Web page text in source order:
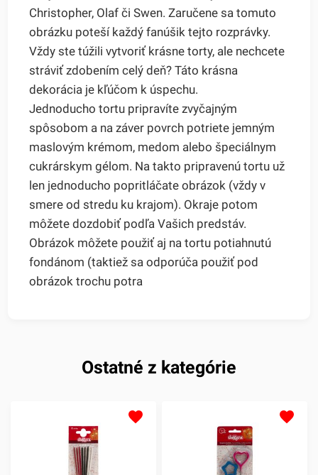
Christopher, Olaf či Swen. Zaručene sa tomuto
obrázku poteší každý fanúšik tejto rozprávky.
Vždy ste túžili vytvoriť krásne torty, ale nechcete
stráviť zdobením celý deň? Táto krásna
dekorácia je kľúčom k úspechu.
Jednoducho tortu pripravíte zvyčajným
spôsobom a na záver povrch potriete jemným
maslovým krémom, medom alebo špeciálnym
cukrárskym gélom. Na takto pripravenú tortu už
len jednoducho popritláčate obrázok (vždy v
smere od stredu ku krajom). Okraje potom
môžete dozdobiť podľa Vašich predstáv.
Obrázok môžete použiť aj na tortu potiahnutú
fondánom (taktiež sa odporúča použiť pod
obrázok trochu potra
Ostatné z kategórie